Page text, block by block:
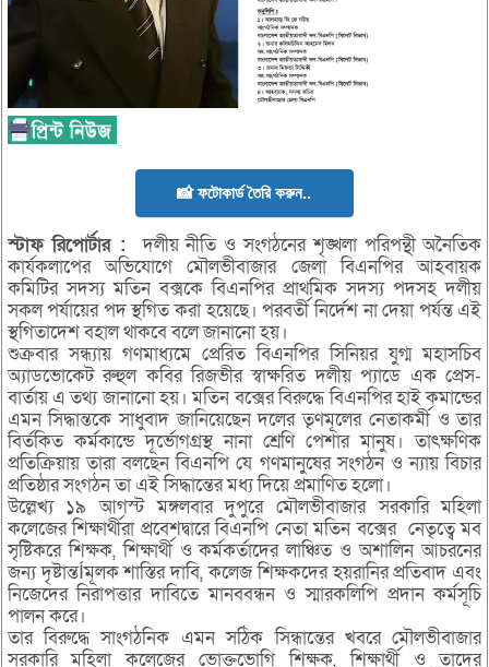
📸 ফটোকার্ড তৈরি করুন..
স্টাফ রিপোর্টার :
দলীয় নীতি ও সংগঠনের শৃঙ্খলা পরিপন্থী অনৈতিক
কার্যকলাপের অভিযোগে মৌলভীবাজার জেলা বিএনপির আহবায়ক
কমিটির সদস্য মতিন বক্সকে বিএনপির প্রাথমিক সদস্য পদসহ দলীয়
সকল পর্যায়ের পদ স্থগিত করা হয়েছে। পরবর্তী নির্দেশ না দেয়া পর্যন্ত এই
স্থগিতাদেশ বহাল থাকবে বলে জানানো হয়।
শুক্রবার সন্ধ্যায় গণমাধ্যমে প্রেরিত বিএনপির সিনিয়র যুগ্ম মহাসচিব
অ্যাডভোকেট রুহুল কবির রিজভীর স্বাক্ষরিত দলীয় প্যাডে এক প্রেস-
বার্তায় এ তথ্য জানানো হয়। মতিন বক্সের বিরুদ্ধে বিএনপির হাই কমান্ডের
এমন সিদ্ধান্তকে সাধুবাদ জানিয়েছেন দলের তৃণমূলের নেতাকর্মী ও তার
বির্তকিত কর্মকান্ডে দূর্ভোগগ্রস্থ নানা শ্রেণি পেশার মানুষ। তাৎক্ষণিক
প্রতিক্রিয়ায় তারা বলছেন বিএনপি যে গণমানুষের সংগঠন ও ন্যায় বিচার
প্রতিষ্ঠার সংগঠন তা এই সিদ্ধান্তের মধ্য দিয়ে প্রমাণিত হলো।
উল্লেখ্য ১৯ আগস্ট মঙ্গলবার দুপুরে মৌলভীবাজার সরকারি মহিলা
কলেজের শিক্ষার্থীরা প্রবেশদ্বারে বিএনপি নেতা মতিন বক্সের নেতৃত্বে মব
সৃষ্টিকরে শিক্ষক, শিক্ষার্থী ও কর্মকর্তাদের লাঞ্চিত ও অশালিন আচরনের
জন্য দৃষ্টান্তÍমূলক শাস্তির দাবি, কলেজ শিক্ষকদের হয়রানির প্রতিবাদ এবং
নিজেদের নিরাপত্তার দাবিতে মানববন্ধন ও স্মারকলিপি প্রদান কর্মসূচি
পালন করে।
তার বিরুদ্ধে সাংগঠনিক এমন সঠিক সিন্ধান্তের খবরে মৌলভীবাজার
সরকারি মহিলা কলেজের ভোক্তভোগি শিক্ষক, শিক্ষার্থী ও তাদের